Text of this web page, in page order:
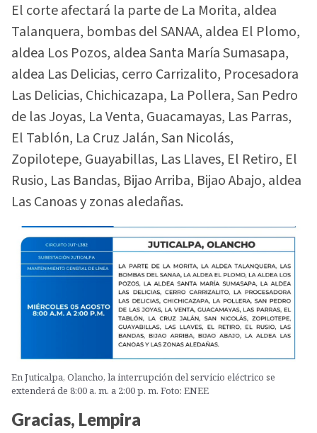
El corte afectará la parte de La Morita, aldea
Talanquera, bombas del SANAA, aldea El Plomo,
aldea Los Pozos, aldea Santa María Sumasapa,
aldea Las Delicias, cerro Carrizalito, Procesadora
Las Delicias, Chichicazapa, La Pollera, San Pedro
de las Joyas, La Venta, Guacamayas, Las Parras,
El Tablón, La Cruz Jalán, San Nicolás,
Zopilotepe, Guayabillas, Las Llaves, El Retiro, El
Rusio, Las Bandas, Bijao Arriba, Bijao Abajo, aldea
Las Canoas y zonas aledañas.
En Juticalpa, Olancho, la interrupción del servicio eléctrico se
extenderá de 8:00 a. m. a 2:00 p. m. Foto: ENEE
Gracias, Lempira